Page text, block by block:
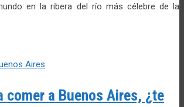
en la ribera del río más célebre de la
comer a Buenos Aires, ¿te